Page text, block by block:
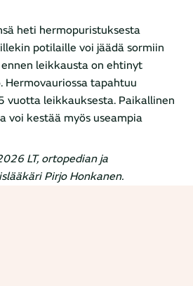
heti hermopuristuksesta
potilaille voi jäädä sormiin
leikkausta on ehtinyt
tapahtuu
vuotta leikkauksesta. Paikallinen
voi kestää myös useampia
LT, ortopedian ja
Pirjo Honkanen.